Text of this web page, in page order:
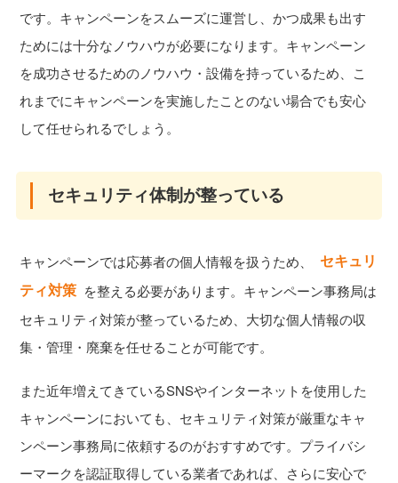
です。キャンペーンをスムーズに運営し、かつ成果も出す
ためには十分なノウハウが必要になります。キャンペーン
を成功させるためのノウハウ・設備を持っているため、こ
れまでにキャンペーンを実施したことのない場合でも安心
して任せられるでしょう。
セキュリティ体制が整っている
キャンペーンでは応募者の個人情報を扱うため、
セキュリ
ティ対策 を整える必要があります。キャンペーン事務局は
セキュリティ対策が整っているため、大切な個人情報の収
集・管理・廃棄を任せることが可能です。
また近年増えてきているSNSやインターネットを使用した
キャンペーンにおいても、セキュリティ対策が厳重なキャ
ンペーン事務局に依頼するのがおすすめです。プライバシ
ーマークを認証取得している業者であれば、さらに安心で